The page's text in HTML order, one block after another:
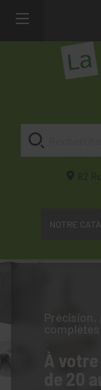
82
NOTRE
complètes
À
de 20